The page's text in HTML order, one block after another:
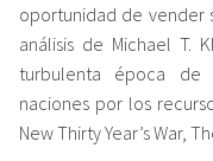
oportunidad de vender
análisis de Michael T.
turbulenta época de
naciones por los
New Thirty Year’s War,